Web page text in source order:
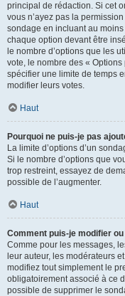
principal de rédaction. Si cet
vous n’ayez pas la
sondage en incluant au
chaque option devant être
le nombre d’options que les
vote, le nombre des «
spécifier une limite de temps
modifier leurs votes.
Haut
Pourquoi ne puis-je pas
La limite d’options d’un
Si le nombre d’options que
trop restreint, essayez de
possible de l’augmenter.
Haut
Comment puis-je modifier
Comme pour les messages,
leur auteur, les modérateurs
modifiez tout simplement le
obligatoirement associé à ce
possible de supprimer le